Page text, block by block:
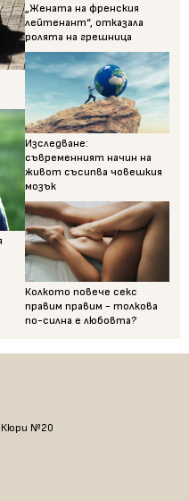
„Жената на френския
лейтенант“, отказала
ролята на грешница
Изследване:
съвременният начин на
живот съсипва човешкия
мозък
Колкото повече секс
правим правим - толкова
по-силна е любовта?
Кюри №20